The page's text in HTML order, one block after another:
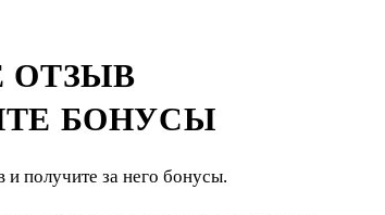
ОТЗЫВ
БОНУСЫ
и получите за него бонусы.